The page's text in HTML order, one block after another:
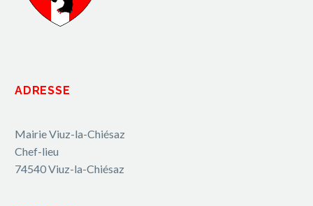
ADRESSE
Mairie Viuz-la-Chiésaz
Chef-lieu
74540 Viuz-la-Chiésaz